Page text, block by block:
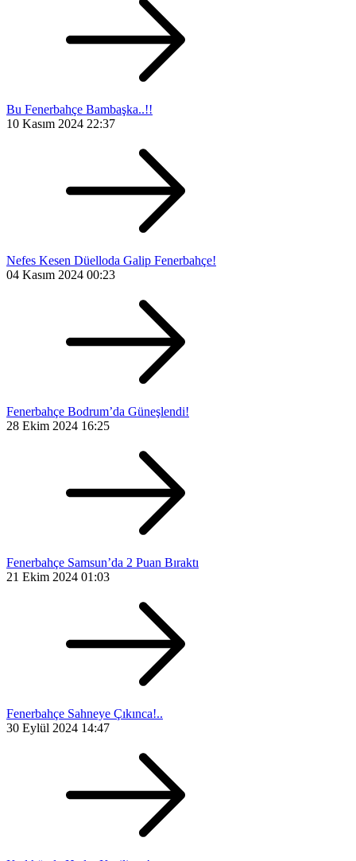
Bu Fenerbahçe Bambaşka..!!
10 Kasım 2024 22:37
Nefes Kesen Düelloda Galip Fenerbahçe!
04 Kasım 2024 00:23
Fenerbahçe Bodrum’da Güneşlendi!
28 Ekim 2024 16:25
Fenerbahçe Samsun’da 2 Puan Bıraktı
21 Ekim 2024 01:03
Fenerbahçe Sahneye Çıkınca!..
30 Eylül 2024 14:47